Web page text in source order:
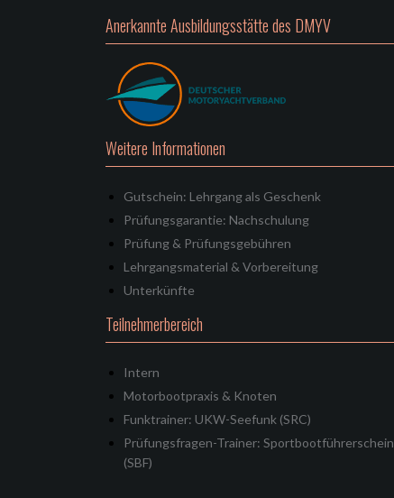
Anerkannte Ausbildungsstätte des DMYV
Weitere Informationen
Gutschein: Lehrgang als Geschenk
Prüfungsgarantie: Nachschulung
Prüfung & Prüfungsgebühren
Lehrgangsmaterial & Vorbereitung
Unterkünfte
Teilnehmerbereich
Intern
Motorbootpraxis & Knoten
Funktrainer: UKW-Seefunk (SRC)
Prüfungsfragen-Trainer: Sportbootführerschein
(SBF)